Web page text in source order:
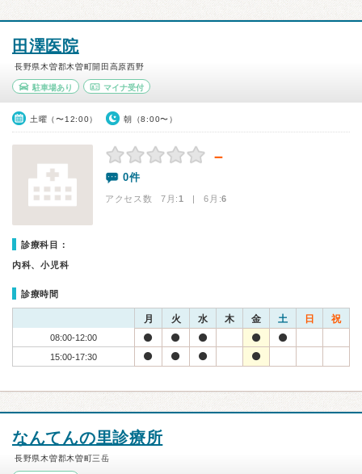
田澤医院
長野県木曽郡木曽町開田高原西野
駐車場あり マイナ受付
土曜（〜12:00） 朝（8:00〜）
－
0件
アクセス数 7月:1 | 6月:6
診療科目：
内科、小児科
診療時間
月 火 水 木 金 土 日 祝
08:00-12:00
15:00-17:30
なんてんの里診療所
長野県木曽郡木曽町三岳